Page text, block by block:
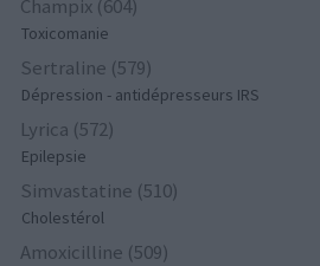
Champix (604)
Toxicomanie
Sertraline (579)
Dépression - antidépresseurs IRS
Lyrica (572)
Epilepsie
Simvastatine (510)
Cholestérol
Amoxicilline (509)